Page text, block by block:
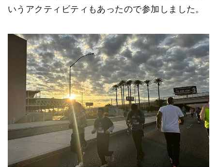
いうアクティビティもあったので参加しました。